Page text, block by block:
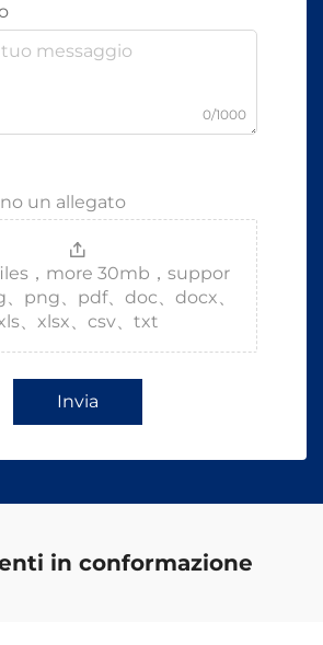
0/1000
un allegato
，more 30mb，suppor
png、pdf、doc、docx、
、xlsx、csv、txt
Invia
in conformazione